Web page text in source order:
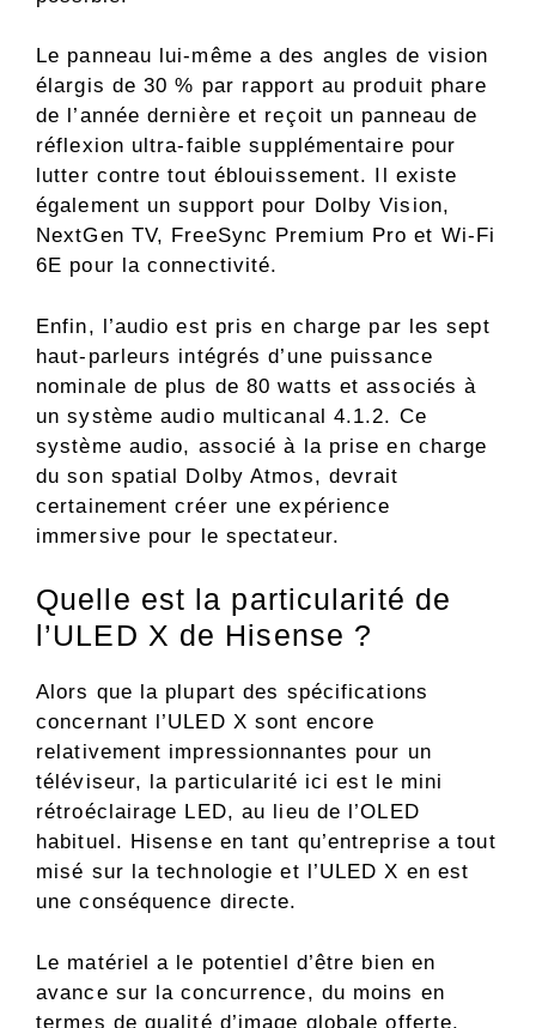
Le panneau lui-même a des angles de vision
élargis de 30 % par rapport au produit phare
de l’année dernière et reçoit un panneau de
réflexion ultra-faible supplémentaire pour
lutter contre tout éblouissement. Il existe
également un support pour Dolby Vision,
NextGen TV, FreeSync Premium Pro et Wi-Fi
6E pour la connectivité.
Enfin, l’audio est pris en charge par les sept
haut-parleurs intégrés d’une puissance
nominale de plus de 80 watts et associés à
un système audio multicanal 4.1.2. Ce
système audio, associé à la prise en charge
du son spatial Dolby Atmos, devrait
certainement créer une expérience
immersive pour le spectateur.
Quelle est la particularité de
l’ULED X de Hisense ?
Alors que la plupart des spécifications
concernant l’ULED X sont encore
relativement impressionnantes pour un
téléviseur, la particularité ici est le mini
rétroéclairage LED, au lieu de l’OLED
habituel. Hisense en tant qu’entreprise a tout
misé sur la technologie et l’ULED X en est
une conséquence directe.
Le matériel a le potentiel d’être bien en
avance sur la concurrence, du moins en
termes de qualité d’image globale offerte.